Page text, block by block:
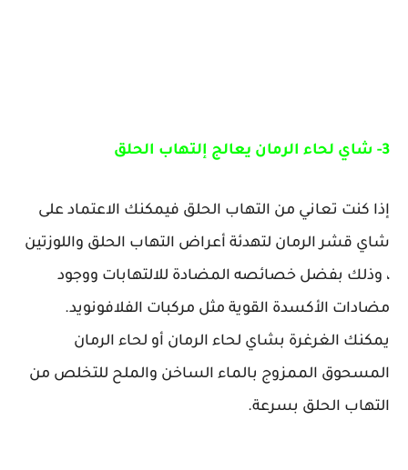
3- شاي لحاء الرمان يعالج إلتهاب الحلق
إذا كنت تعاني من التهاب الحلق فيمكنك الاعتماد على
شاي قشر الرمان لتهدئة أعراض التهاب الحلق واللوزتين
، وذلك بفضل خصائصه المضادة للالتهابات ووجود
مضادات الأكسدة القوية مثل مركبات الفلافونويد.
يمكنك الغرغرة بشاي لحاء الرمان أو لحاء الرمان
المسحوق الممزوج بالماء الساخن والملح للتخلص من
التهاب الحلق بسرعة.